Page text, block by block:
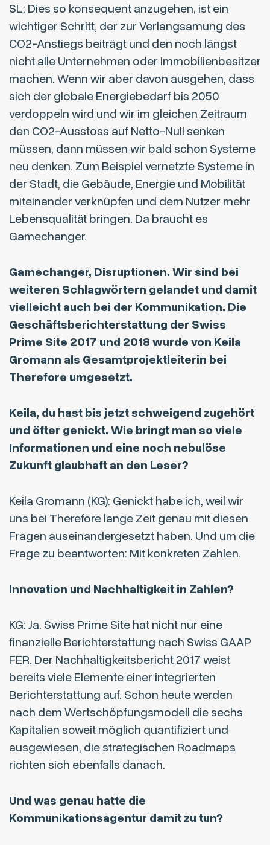
SL: Dies so konsequent anzugehen, ist ein
wichtiger Schritt, der zur Verlangsamung des
CO2-Anstiegs beiträgt und den noch längst
nicht alle Unternehmen oder Immobilienbesitzer
machen. Wenn wir aber davon ausgehen, dass
sich der globale Energiebedarf bis 2050
verdoppeln wird und wir im gleichen Zeitraum
den CO2-Ausstoss auf Netto-Null senken
müssen, dann müssen wir bald schon Systeme
neu denken. Zum Beispiel vernetzte Systeme in
der Stadt, die Gebäude, Energie und Mobilität
miteinander verknüpfen und dem Nutzer mehr
Lebensqualität bringen. Da braucht es
Gamechanger.
Gamechanger, Disruptionen. Wir sind bei
weiteren Schlagwörtern gelandet und damit
vielleicht auch bei der Kommunikation. Die
Geschäftsberichterstattung der Swiss
Prime Site 2017 und 2018 wurde von Keila
Gromann als Gesamtprojektleiterin bei
Therefore umgesetzt.
Keila, du hast bis jetzt schweigend zugehört
und öfter genickt. Wie bringt man so viele
Informationen und eine noch nebulöse
Zukunft glaubhaft an den Leser?
Keila Gromann (KG): Genickt habe ich, weil wir
uns bei Therefore lange Zeit genau mit diesen
Fragen auseinandergesetzt haben. Und um die
Frage zu beantworten: Mit konkreten Zahlen.
Innovation und Nachhaltigkeit in Zahlen?
KG: Ja. Swiss Prime Site hat nicht nur eine
finanzielle Berichterstattung nach Swiss GAAP
FER. Der Nachhaltigkeitsbericht 2017 weist
bereits viele Elemente einer integrierten
Berichterstattung auf. Schon heute werden
nach dem Wertschöpfungsmodell die sechs
Kapitalien soweit möglich quantifiziert und
ausgewiesen, die strategischen Roadmaps
richten sich ebenfalls danach.
Und was genau hatte die
Kommunikationsagentur damit zu tun?